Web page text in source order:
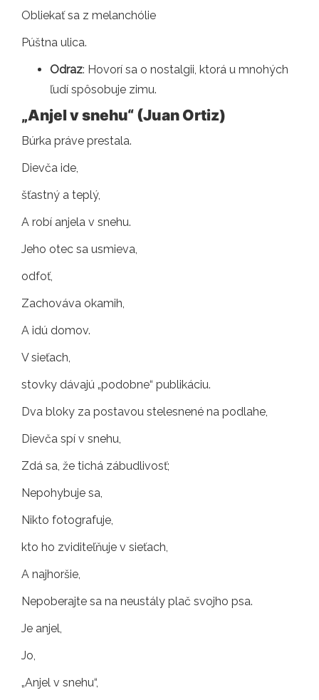
Obliekať sa z melanchólie
Púštna ulica.
Odraz: Hovorí sa o nostalgii, ktorá u mnohých
ľudí spôsobuje zimu.
„Anjel v snehu“ (Juan Ortiz)
Búrka práve prestala.
Dievča ide,
šťastný a teplý,
A robí anjela v snehu.
Jeho otec sa usmieva,
odfoť,
Zachováva okamih,
A idú domov.
V sieťach,
stovky dávajú „podobne“ publikáciu.
Dva bloky za postavou stelesnené na podlahe,
Dievča spí v snehu,
Zdá sa, že tichá zábudlivosť;
Nepohybuje sa,
Nikto fotografuje,
kto ho zviditeľňuje v sieťach,
A najhoršie,
Nepoberajte sa na neustály plač svojho psa.
Je anjel,
Jo,
„Anjel v snehu“,